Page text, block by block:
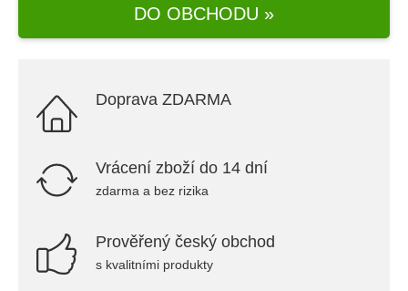
DO OBCHODU »
Doprava ZDARMA
Vrácení zboží do 14 dní
zdarma a bez rizika
Prověřený český obchod
s kvalitními produkty